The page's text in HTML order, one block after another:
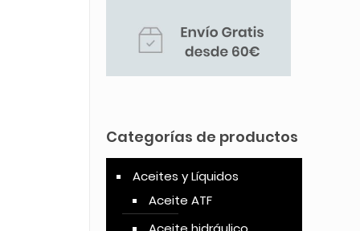
Categorías de productos
Aceites y Líquidos
Aceite ATF